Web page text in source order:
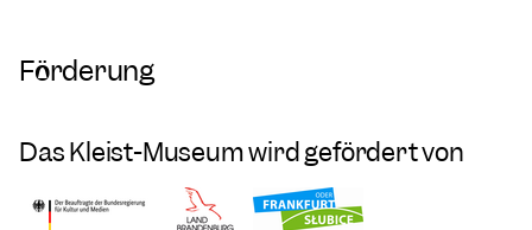
Förderung
Das Kleist-Museum wird gefördert von